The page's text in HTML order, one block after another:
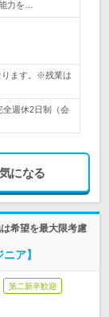
力を…
ります。※残業は
全週休2日制（会
気になる
希望を最大限考慮
ア】
第二新卒歓迎